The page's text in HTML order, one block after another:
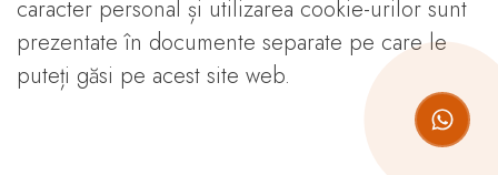
caracter personal și utilizarea cookie-urilor sunt
prezentate în documente separate pe care le
puteți găsi pe acest site web.